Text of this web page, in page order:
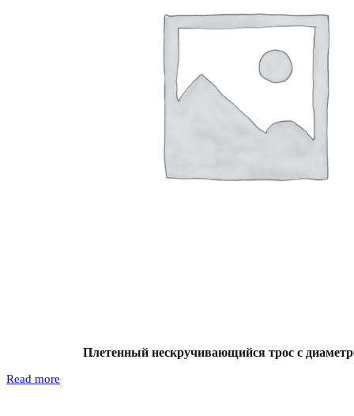
Плетенный нескручивающийся трос с
Read more